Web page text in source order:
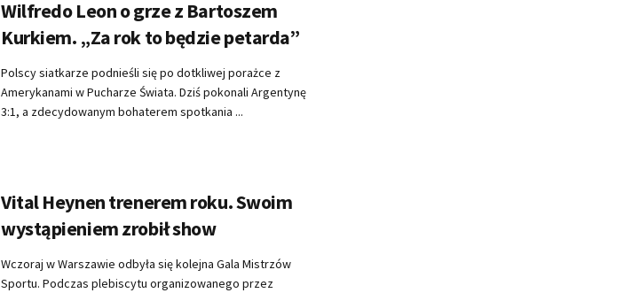
Wilfredo Leon o grze z Bartoszem
Kurkiem. „Za rok to będzie petarda”
Polscy siatkarze podnieśli się po dotkliwej porażce z
Amerykanami w Pucharze Świata. Dziś pokonali Argentynę
3:1, a zdecydowanym bohaterem spotkania ...
Vital Heynen trenerem roku. Swoim
wystąpieniem zrobił show
Wczoraj w Warszawie odbyła się kolejna Gala Mistrzów
Sportu. Podczas plebiscytu organizowanego przez